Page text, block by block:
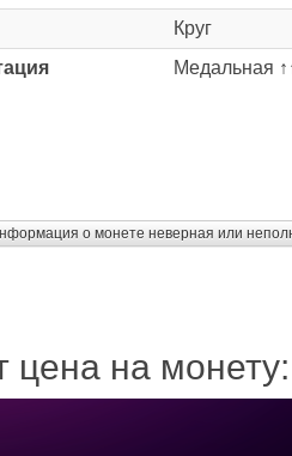
Круг
Медальная
о монете неверная или
цена на